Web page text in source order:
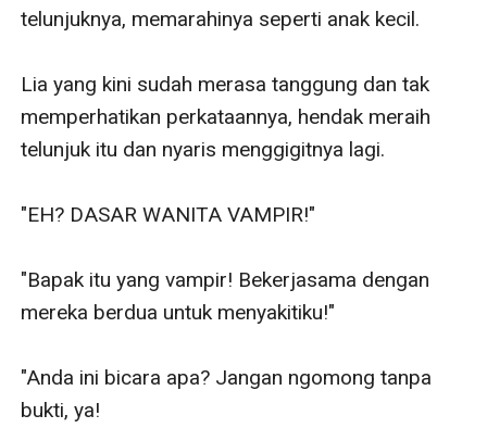
telunjuknya, memarahinya seperti anak kecil.
Lia yang kini sudah merasa tanggung dan tak
memperhatikan perkataannya, hendak meraih
telunjuk itu dan nyaris menggigitnya lagi.
"EH? DASAR WANITA VAMPIR!"
"Bapak itu yang vampir! Bekerjasama dengan
mereka berdua untuk menyakitiku!"
"Anda ini bicara apa? Jangan ngomong tanpa
bukti, ya!